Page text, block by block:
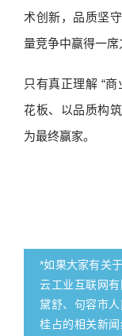
术创新，品质坚
量竞争中赢得一席
只有真正理解 “
花板、以品质构
为最终赢家。
*如果大家有关
云工业互联网
黛舒、句容市
桂占的相关新